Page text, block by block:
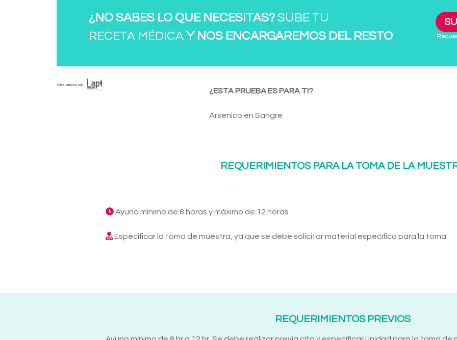
¿NO SABES LO QUE NECESITAS? SUBE TU
RECETA MÉDICA Y NOS ENCARGAREMOS DEL RESTO
¿ESTA PRUEBA ES PARA TI?
Arsénico en Sangre
REQUERIMIENTOS PARA LA TOMA DE LA
Ayuno mínimo de 8 horas y máximo de 12 horas
Especificar la toma de muestra, ya que se debe solicitar material específico para la toma.
REQUERIMIENTOS PREVIOS